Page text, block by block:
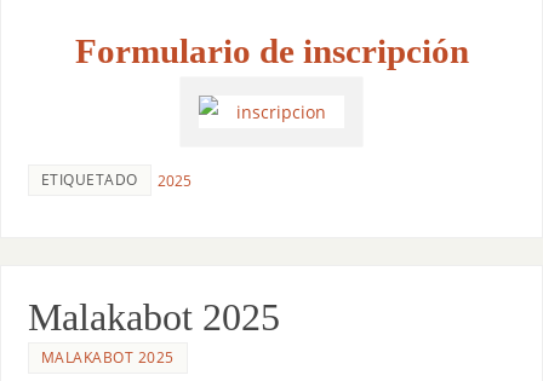
Formulario de inscripción
ETIQUETADO 2025
Malakabot 2025
MALAKABOT 2025